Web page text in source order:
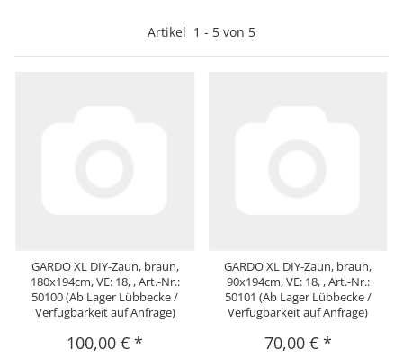
Artikel 1 - 5 von 5
GARDO XL DIY-Zaun, braun,
180x194cm, VE: 18, , Art.-Nr.:
50100 (Ab Lager Lübbecke /
Verfügbarkeit auf Anfrage)
100,00 €*
GARDO XL DIY-Zaun, braun,
90x194cm, VE: 18, , Art.-Nr.:
50101 (Ab Lager Lübbecke /
Verfügbarkeit auf Anfrage)
70,00 € *